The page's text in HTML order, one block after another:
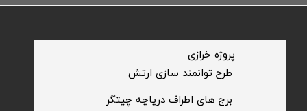
​طرح توانمند سازی ارتش
​پروژه خرازی
​برج های اطراف دریاچه چیتگر